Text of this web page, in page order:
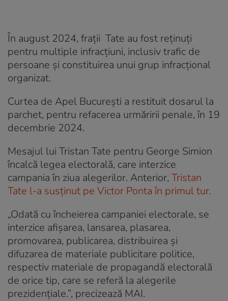
În august 2024, frații Tate au fost reținuți
pentru multiple infracțiuni, inclusiv trafic de
persoane și constituirea unui grup infracțional
organizat.
Curtea de Apel București a restituit dosarul la
parchet, pentru refacerea urmăririi penale, în 19
decembrie 2024.
Mesajul lui Tristan Tate pentru George Simion
încalcă legea electorală, care interzice
campania în ziua alegerilor. Anterior, Tristan
Tate l-a susținut pe Victor Ponta în primul tur.
„Odată cu încheierea campaniei electorale, se
interzice afișarea, lansarea, plasarea,
promovarea, publicarea, distribuirea și
difuzarea de materiale publicitare politice,
respectiv materiale de propagandă electorală
de orice tip, care se referă la alegerile
prezidențiale.”, precizează MAI.